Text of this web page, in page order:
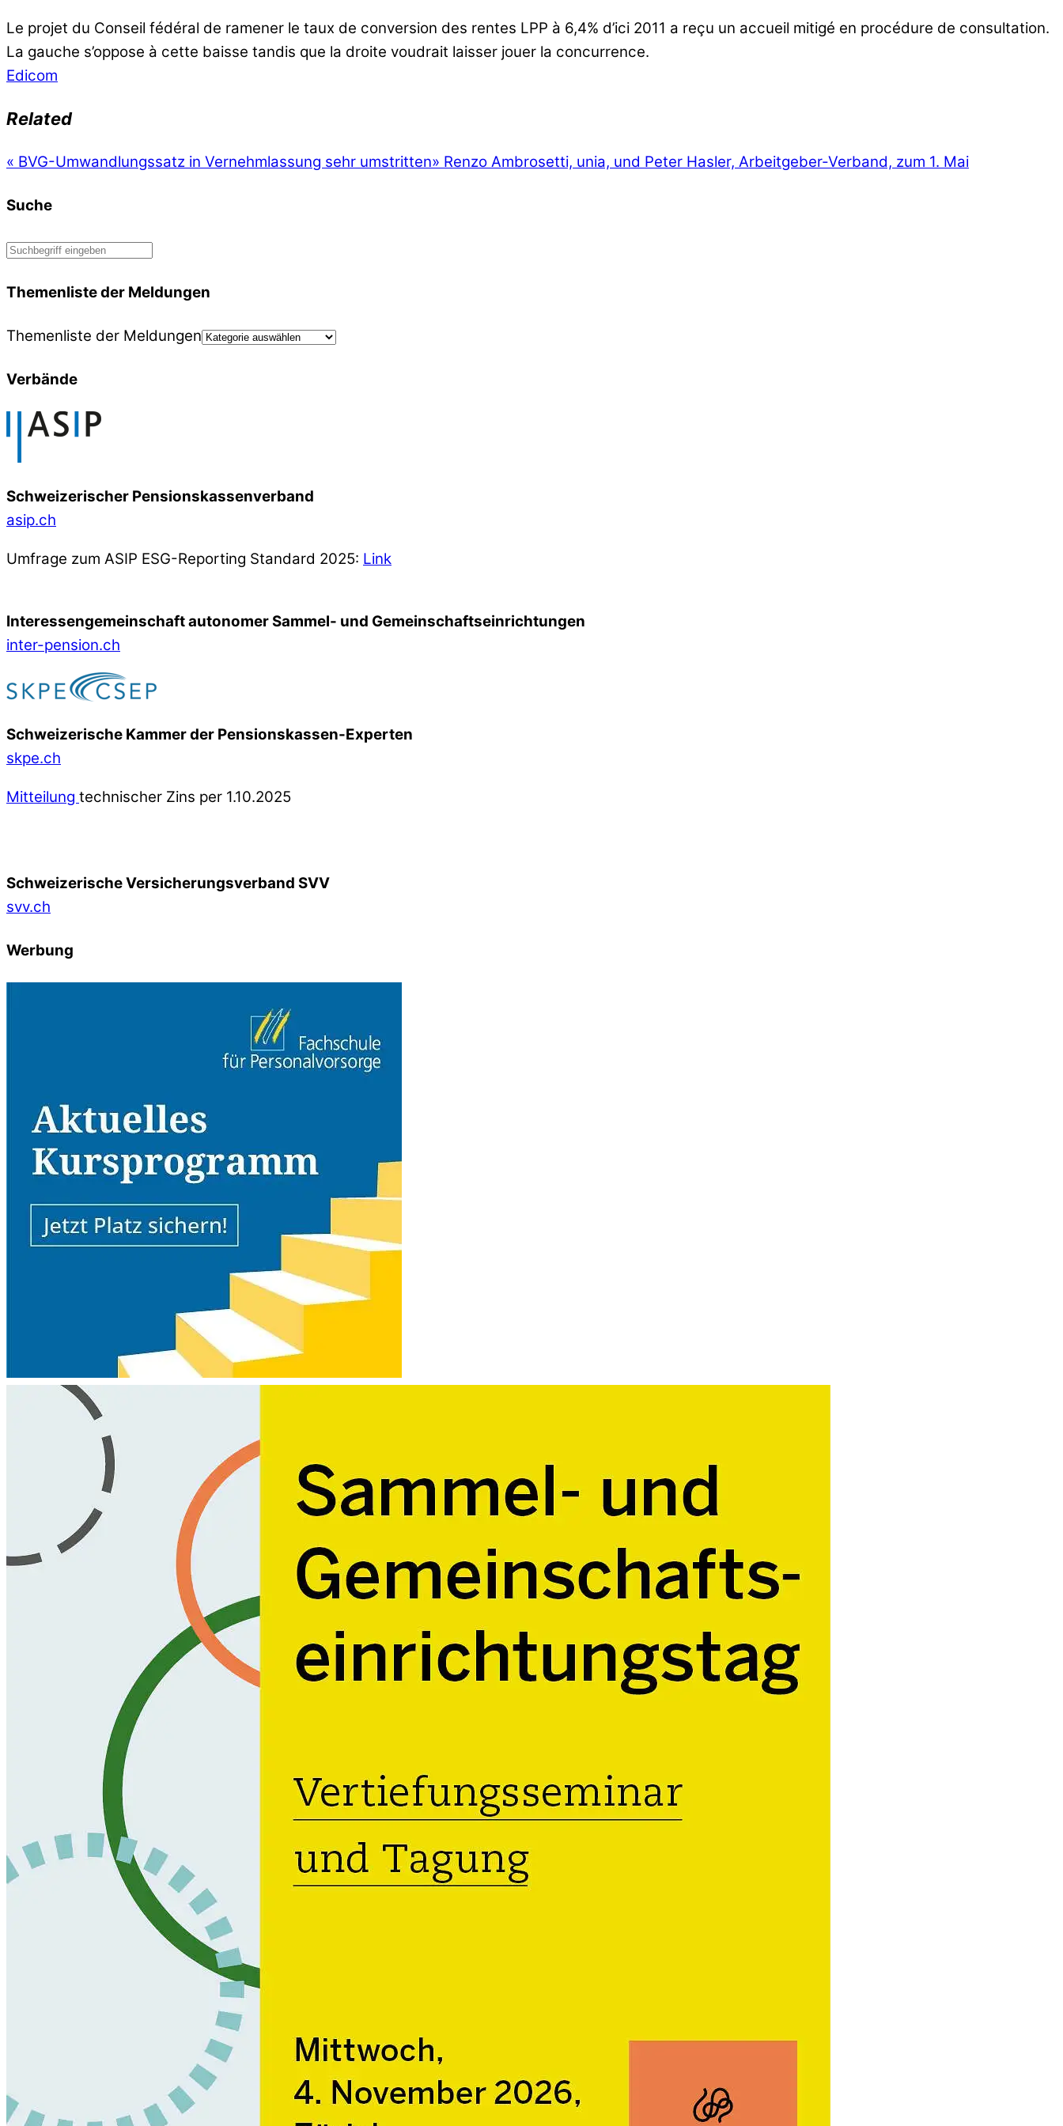
Le projet du Conseil fédéral de ramener le taux de conversion des rentes LPP à 6,4% d’ici 2011 a reçu un accueil mitigé en procédure de consultation.
La gauche s’oppose à cette baisse tandis que la droite voudrait laisser jouer la concurrence.
Edicom
Related
« BVG-Umwandlungssatz in Vernehmlassung sehr umstritten» Renzo Ambrosetti, unia, und Peter Hasler, Arbeitgeber-Verband, zum 1. Mai
Suche
Themenliste der Meldungen
Themenliste der Meldungen
Verbände
Schweizerischer Pensionskassenverband
asip.ch
Umfrage zum ASIP ESG-Reporting Standard 2025: Link
Interessengemeinschaft autonomer Sammel- und Gemeinschafts­einrichtungen
inter-pension.ch
Schweizerische Kammer der Pensionskassen-Experten
skpe.ch
Mitteilung technischer Zins per 1.10.2025
Schweizerische Versicherungsverband SVV
svv.ch
Werbung